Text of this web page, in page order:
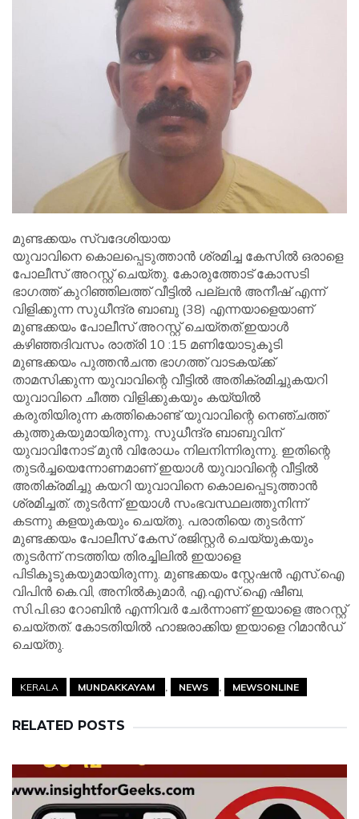
മുണ്ടക്കയം സ്വദേശിയായ
യുവാവിനെ കൊലപ്പെടുത്താൻ ശ്രമിച്ച കേസിൽ ഒരാളെ
പോലീസ് അറസ്റ്റ് ചെയ്തു. കോരുത്തോട് കോസടി
ഭാഗത്ത് കുറിഞ്ഞിലത്ത് വീട്ടിൽ പല്ലൻ അനീഷ് എന്ന്
വിളിക്കുന്ന സുധീന്ദ്ര ബാബു (38) എന്നയാളെയാണ്
മുണ്ടക്കയം പോലീസ് അറസ്റ്റ് ചെയ്തത്.ഇയാൾ
കഴിഞ്ഞദിവസം രാത്രി 10 :15 മണിയോടുകൂടി
മുണ്ടക്കയം പുത്തൻചന്ത ഭാഗത്ത് വാടകയ്ക്ക്
താമസിക്കുന്ന യുവാവിന്റെ വീട്ടിൽ അതിക്രമിച്ചുകയറി
യുവാവിനെ ചീത്ത വിളിക്കുകയും കയ്യിൽ
കരുതിയിരുന്ന കത്തികൊണ്ട് യുവാവിന്റെ നെഞ്ചത്ത്
കുത്തുകയുമായിരുന്നു. സുധീന്ദ്ര ബാബുവിന്
യുവാവിനോട് മുൻ വിരോധം നിലനിന്നിരുന്നു. ഇതിന്റെ
തുടർച്ചയെന്നോണമാണ് ഇയാൾ യുവാവിന്റെ വീട്ടിൽ
അതിക്രമിച്ചു കയറി യുവാവിനെ കൊലപ്പെടുത്താൻ
ശ്രമിച്ചത്. തുടർന്ന് ഇയാൾ സംഭവസ്ഥലത്തുനിന്ന്
കടന്നു കളയുകയും ചെയ്തു. പരാതിയെ തുടർന്ന്
മുണ്ടക്കയം പോലീസ് കേസ് രജിസ്റ്റർ ചെയ്യുകയും
തുടർന്ന് നടത്തിയ തിരച്ചിലിൽ ഇയാളെ
പിടികൂടുകയുമായിരുന്നു. മുണ്ടക്കയം സ്റ്റേഷൻ എസ്.ഐ
വിപിൻ കെ.വി, അനിൽകുമാർ, എ.എസ്.ഐ ഷീബ,
സി.പി.ഓ റോബിൻ എന്നിവർ ചേർന്നാണ് ഇയാളെ അറസ്റ്റ്
ചെയ്തത്. കോടതിയിൽ ഹാജരാക്കിയ ഇയാളെ റിമാൻഡ്
ചെയ്തു.
KERALA MUNDAKKAYAM NEWS MEWSONLINE
RELATED POSTS